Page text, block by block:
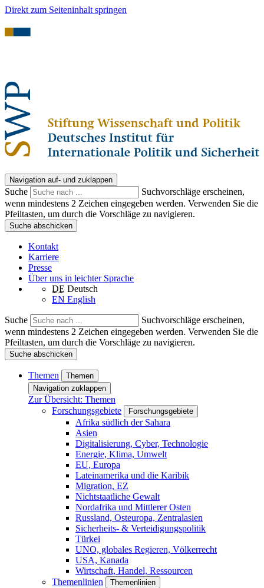
Direkt zum Seiteninhalt springen
Navigation auf- und zuklappen
Suche
Suchvorschläge erscheinen,
wenn mindestens 2 Zeichen eingegeben werden. Verwenden Sie die
Pfeiltasten, um durch die Vorschläge zu navigieren.
Suche abschicken
Kontakt
Karriere
Presse
Über uns in leichter Sprache
DE Deutsch
EN English
Suche
Suchvorschläge erscheinen,
wenn mindestens 2 Zeichen eingegeben werden. Verwenden Sie die
Pfeiltasten, um durch die Vorschläge zu navigieren.
Suche abschicken
Themen
Themen
Navigation zuklappen
Zur Übersicht: Themen
Forschungsgebiete
Forschungsgebiete
Afrika südlich der Sahara
Asien
Digitalisierung, Cyber, Technologie
Energie, Klima, Umwelt
EU, Europa
Lateinamerika und die Karibik
Migration, EZ
Nichtstaatliche Gewalt
Nordafrika und Mittlerer Osten
Russland, Osteuropa, Zentralasien
Sicherheits- & Verteidigungspolitik
Türkei
UNO, globales Regieren, Völkerrecht
USA, Kanada
Wirtschaft, Handel, Ressourcen
Themenlinien
Themenlinien